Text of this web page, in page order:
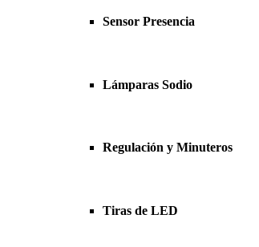
Sensor Presencia
Lámparas Sodio
Regulación y Minuteros
Tiras de LED